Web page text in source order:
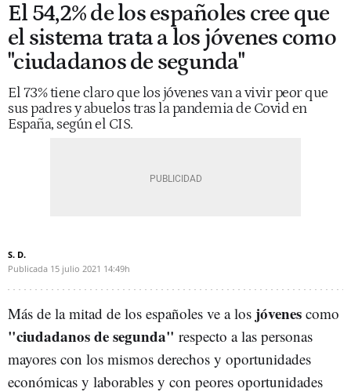
El 54,2% de los españoles cree que
el sistema trata a los jóvenes como
"ciudadanos de segunda"
El 73% tiene claro que los jóvenes van a vivir peor que
sus padres y abuelos tras la pandemia de Covid en
España, según el CIS.
S. D.
Publicada 15 julio 2021 14:49h
Más de la mitad de los españoles ve a los jóvenes como
"ciudadanos de segunda" respecto a las personas
mayores con los mismos derechos y oportunidades
económicas y laborables y con peores oportunidades